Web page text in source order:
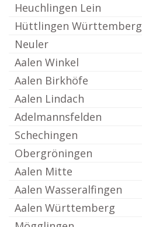
Heuchlingen Lein
Hüttlingen Württemberg
Neuler
Aalen Winkel
Aalen Birkhöfe
Aalen Lindach
Adelmannsfelden
Schechingen
Obergröningen
Aalen Mitte
Aalen Wasseralfingen
Aalen Württemberg